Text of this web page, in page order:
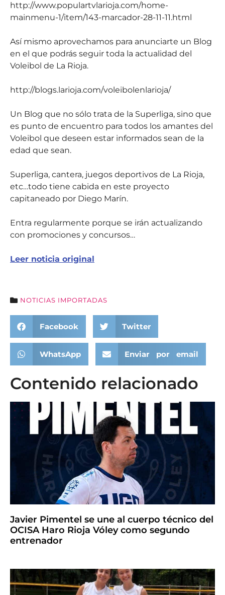
http://www.populartvlarioja.com/home-
mainmenu-1/item/143-marcador-28-11-11.html
Así mismo aprovechamos para anunciarte un Blog
en el que podrás seguir toda la actualidad del
Voleibol de La Rioja.
http://blogs.larioja.com/voleibolenlarioja/
Un Blog que no sólo trata de la Superliga, sino que
es punto de encuentro para todos los amantes del
Voleibol que deseen estar informados sean de la
edad que sean.
Superliga, cantera, juegos deportivos de La Rioja,
etc…todo tiene cabida en este proyecto
capitaneado por Diego Marín.
Entra regularmente porque se irán actualizando
con promociones y concursos…
Leer noticia original
NOTICIAS IMPORTADAS
Facebook Twitter
WhatsApp Enviar por email
Contenido relacionado
Javier Pimentel se une al cuerpo técnico del
OCISA Haro Rioja Vóley como segundo
entrenador